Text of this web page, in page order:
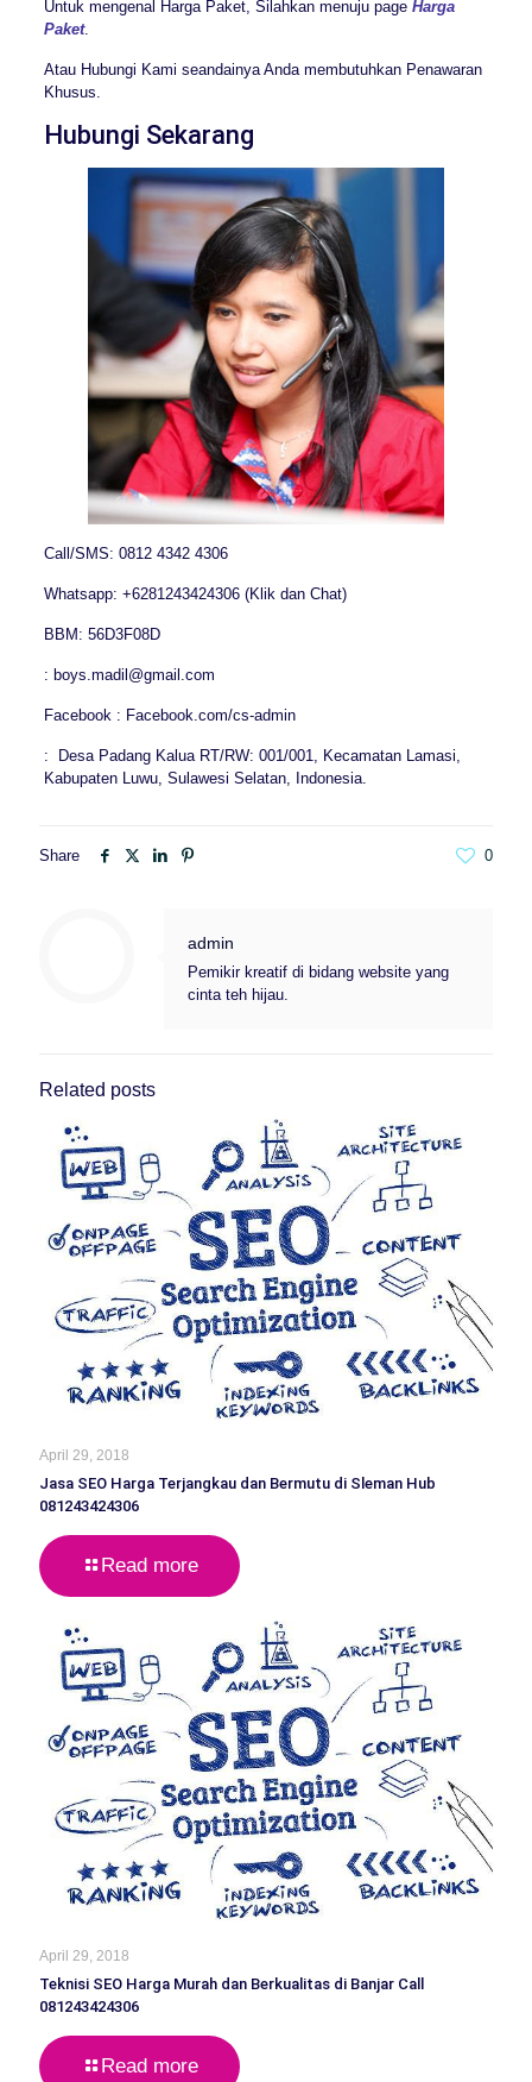
Untuk mengenal Harga Paket, Silahkan menuju page Harga
Paket.
Atau Hubungi Kami seandainya Anda membutuhkan Penawaran
Khusus.
Hubungi Sekarang
Call/SMS: 0812 4342 4306
Whatsapp: +6281243424306 (Klik dan Chat)
BBM: 56D3F08D
: boys.madil@gmail.com
Facebook : Facebook.com/cs-admin
: Desa Padang Kalua RT/RW: 001/001, Kecamatan Lamasi,
Kabupaten Luwu, Sulawesi Selatan, Indonesia.
Share 0
admin
Pemikir kreatif di bidang website yang
cinta teh hijau.
Related posts
April 29, 2018
Jasa SEO Harga Terjangkau dan Bermutu di Sleman Hub
081243424306
Read more
April 29, 2018
Teknisi SEO Harga Murah dan Berkualitas di Banjar Call
081243424306
Read more